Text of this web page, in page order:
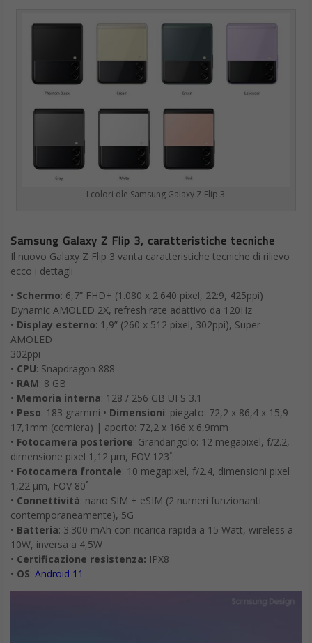
I colori dle Samsung Galaxy Z Flip 3
Samsung Galaxy Z Flip 3, caratteristiche tecniche
Il nuovo Galaxy Z Flip 3 vanta caratteristiche tecniche di rilievo
ecco i dettagli
• Schermo: 6,7” FHD+ (1.080 x 2.640 pixel, 22:9, 425ppi)
Dynamic AMOLED 2X, refresh rate adattivo da 120Hz
• Display esterno: 1,9” (260 x 512 pixel, 302ppi), Super
AMOLED
302ppi
• CPU: Snapdragon 888
• RAM: 8 GB
• Memoria interna: 128 / 256 GB UFS 3.1
• Peso: 183 grammi • Dimensioni: piegato: 72,2 x 86,4 x 15,9-
17,1mm (cerniera) | aperto: 72,2 x 166 x 6,9mm
• Fotocamera posteriore: Grandangolo: 12 megapixel, f/2.2,
dimensione pixel 1,12 μm, FOV 123˚
• Fotocamera frontale: 10 megapixel, f/2.4, dimensioni pixel
1,22 μm, FOV 80˚
• Connettività: nano SIM + eSIM (2 numeri funzionanti
contemporaneamente), 5G
• Batteria: 3.300 mAh con ricarica rapida a 15 Watt, wireless a
10W, inversa a 4,5W
• Certificazione resistenza: IPX8
• OS: Android 11